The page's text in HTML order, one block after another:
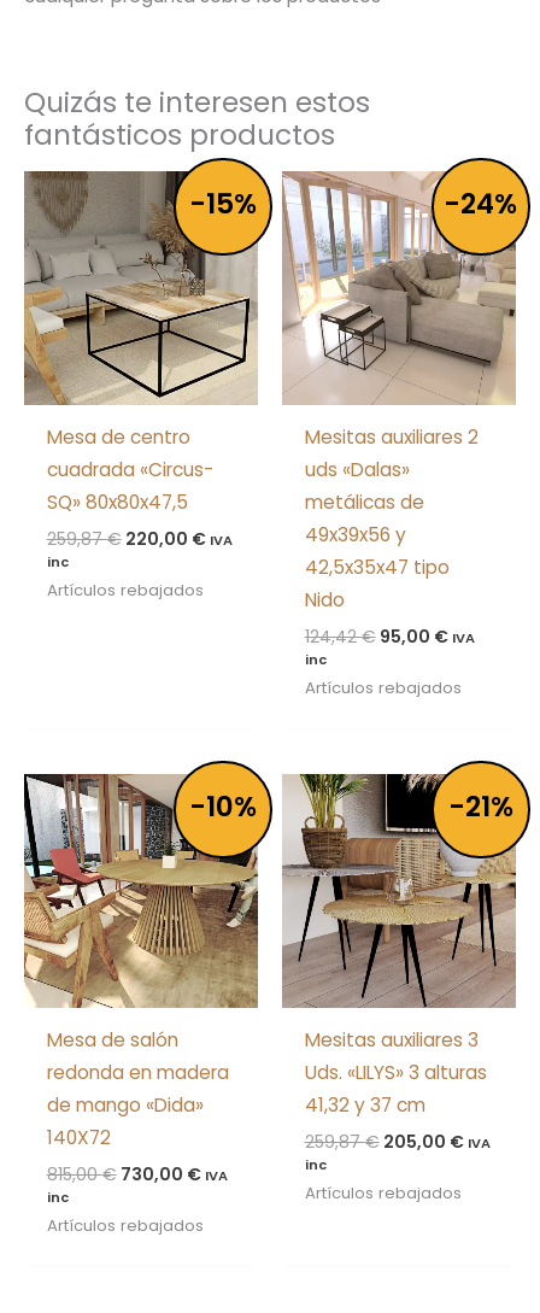
Quizás te interesen estos
fantásticos productos
-15%
Mesa de centro
cuadrada «Circus-
SQ» 80x80x47,5
259,87€
precio
original
era:
259,87 €.
220,00 €
precio
actual
es:
220,00 €.
IVA
inc
Artículos rebajados
-24%
Mesitas auxiliares 2
uds «Dalas»
metálicas de
49x39x56 y
42,5x35x47 tipo
Nido
124,42€
El
precio
original
era:
124,42 €.
95,00 €
El
precio
es:
95,00 €.
IVA
inc
Artículos rebajados
-10%
Mesa de salón
redonda en madera
de mango «Dida»
140X72
815,00€
El
precio
original
era:
815,00 €.
730,00 €
precio
es:
730,00 €.
IVA
inc
Artículos rebajados
-21%
Mesitas auxiliares 3
Uds. «LILYS» 3 alturas
41,32 y 37 cm
259,87€
El
precio
original
era:
259,87 €.
205,00 €
precio
actual
es:
205,00
IVA
inc
Artículos rebajados